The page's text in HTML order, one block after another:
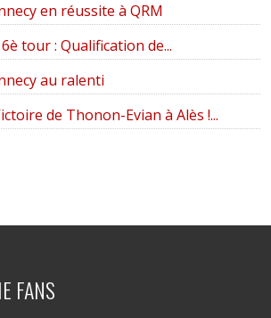
en réussite à QRM
6è tour : Qualification de...
au ralenti
de Thonon-Evian à Alès !...
FANS